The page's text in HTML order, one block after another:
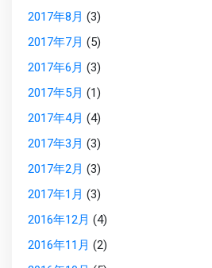
2017年8月 (3)
2017年7月 (5)
2017年6月 (3)
2017年5月 (1)
2017年4月 (4)
2017年3月 (3)
2017年2月 (3)
2017年1月 (3)
2016年12月 (4)
2016年11月 (2)